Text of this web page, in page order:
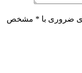
های ضروری با * مشخص